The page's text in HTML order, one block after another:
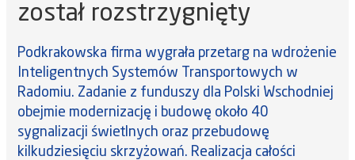
został rozstrzygnięty
Podkrakowska firma wygrała przetarg na wdrożenie
Inteligentnych Systemów Transportowych w
Radomiu. Zadanie z funduszy dla Polski Wschodniej
obejmie modernizację i budowę około 40
sygnalizacji świetlnych oraz przebudowę
kilkudziesięciu skrzyżowań. Realizacja całości